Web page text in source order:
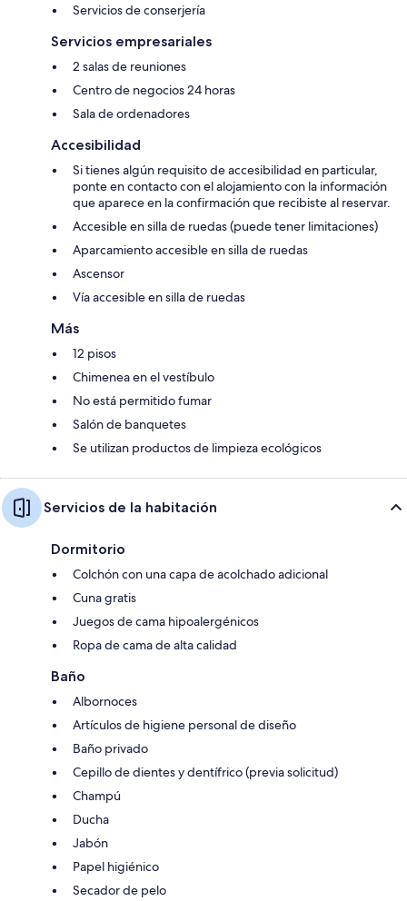
Servicios de conserjería
Servicios empresariales
2 salas de reuniones
Centro de negocios 24 horas
Sala de ordenadores
Accesibilidad
Si tienes algún requisito de accesibilidad en particular,
ponte en contacto con el alojamiento con la información
que aparece en la confirmación que recibiste al reservar.
Accesible en silla de ruedas (puede tener limitaciones)
Aparcamiento accesible en silla de ruedas
Ascensor
Vía accesible en silla de ruedas
Más
12 pisos
Chimenea en el vestíbulo
No está permitido fumar
Salón de banquetes
Se utilizan productos de limpieza ecológicos
Servicios de la habitación
Dormitorio
Colchón con una capa de acolchado adicional
Cuna gratis
Juegos de cama hipoalergénicos
Ropa de cama de alta calidad
Baño
Albornoces
Artículos de higiene personal de diseño
Baño privado
Cepillo de dientes y dentífrico (previa solicitud)
Champú
Ducha
Jabón
Papel higiénico
Secador de pelo